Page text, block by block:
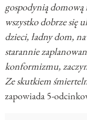
gospodynią
wszystko dobrze się
dzieci, ładny dom,
starannie
konformizmu,
Ze skutkiem
zapowiada 5-